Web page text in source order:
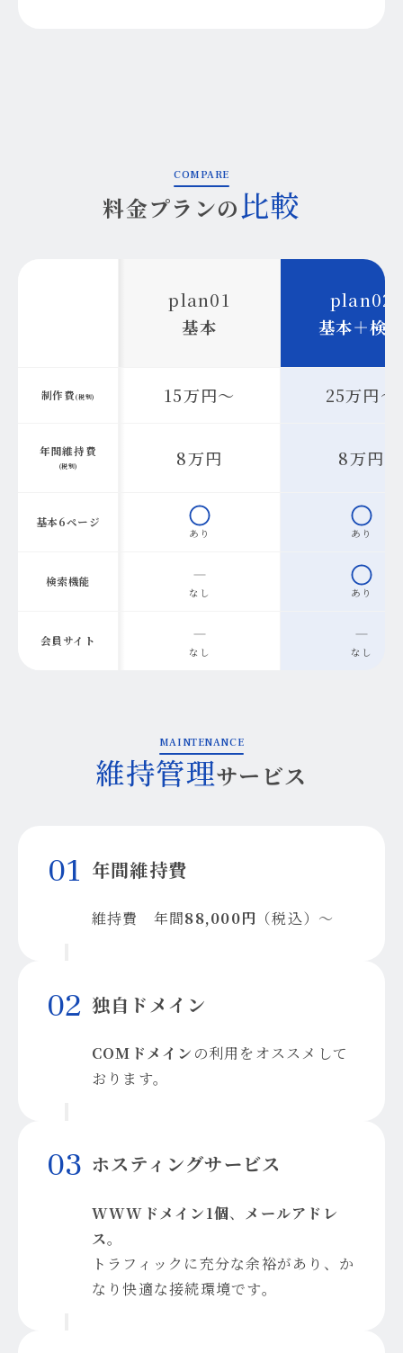
COMPARE
料金プランの比較
plan01
基本
plan02
基本＋検
制作費 (税別) 15万円～ 25万円～
年間維持費
(税別) 8万円 8万円
基本6ページ
あり あり
検索機能
なし あり
会員サイト
なし なし
MAINTENANCE
維持管理サービス
1 年間維持費
維持費 年間88,000円 （税込）～
2 独自ドメイン
COMドメイン の利用をオススメして
おります。
3 ホスティングサービス
WWWドメイン1個、
メールアドレ
ス。
トラフィックに充分な余裕があり、か
なり快適な接続環境です。